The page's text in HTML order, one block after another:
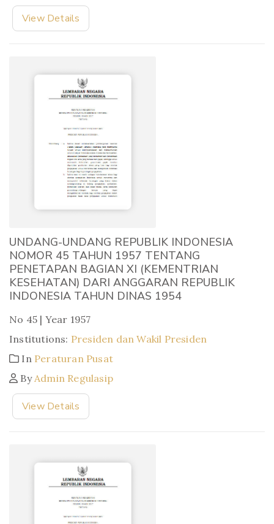
View Details
UNDANG-UNDANG REPUBLIK INDONESIA
NOMOR 45 TAHUN 1957 TENTANG
PENETAPAN BAGIAN XI (KEMENTRIAN
KESEHATAN) DARI ANGGARAN REPUBLIK
INDONESIA TAHUN DINAS 1954
No 45 | Year 1957
Institutions: Presiden dan Wakil Presiden
In Peraturan Pusat
By Admin Regulasip
View Details